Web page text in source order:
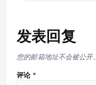
发表回复
您的邮箱地址不会被公开。
评论 *